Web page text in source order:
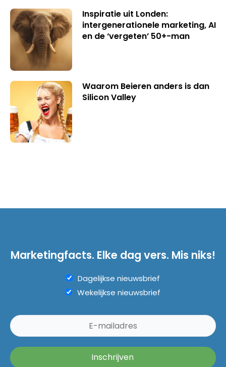
Inspiratie uit Londen:
intergenerationele marketing, AI
en de ‘vergeten’ 50+-man
Waarom Beieren anders is dan
Silicon Valley
Marketingfacts. Elke dag vers. Mis niks!
Dagelijkse nieuwsbrief
Wekelijkse nieuwsbrief